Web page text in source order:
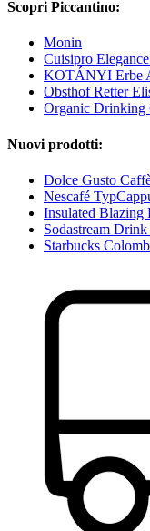
Scopri Piccantino:
Monin
Cuisipro
KOTÁNYI Erbe
Obsthof Retter
Organic Drinking
Nuovi prodotti:
Dolce Gusto
Nescafé
Insulated Blazing
Sodastream
Starbucks